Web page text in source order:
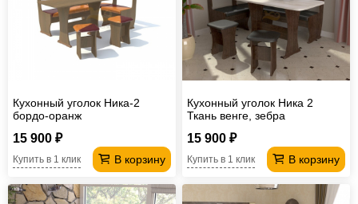
Кухонный уголок Ника-2
бордо-оранж
15 900 ₽
В корзину
Купить в 1 клик
Кухонный уголок Ника 2
Ткань венге, зебра
15 900 ₽
В корзину
Купить в 1 клик